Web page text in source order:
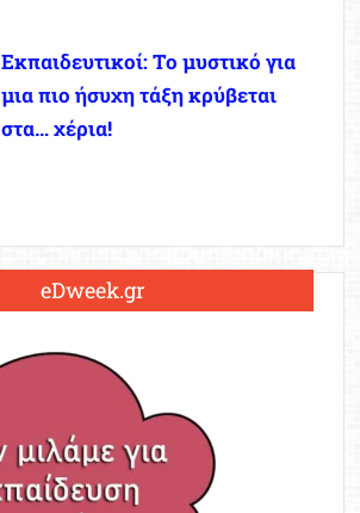
Εκπαιδευτικοί: Το μυστικό για
μια πιο ήσυχη τάξη κρύβεται
στα… χέρια!
eDweek.gr